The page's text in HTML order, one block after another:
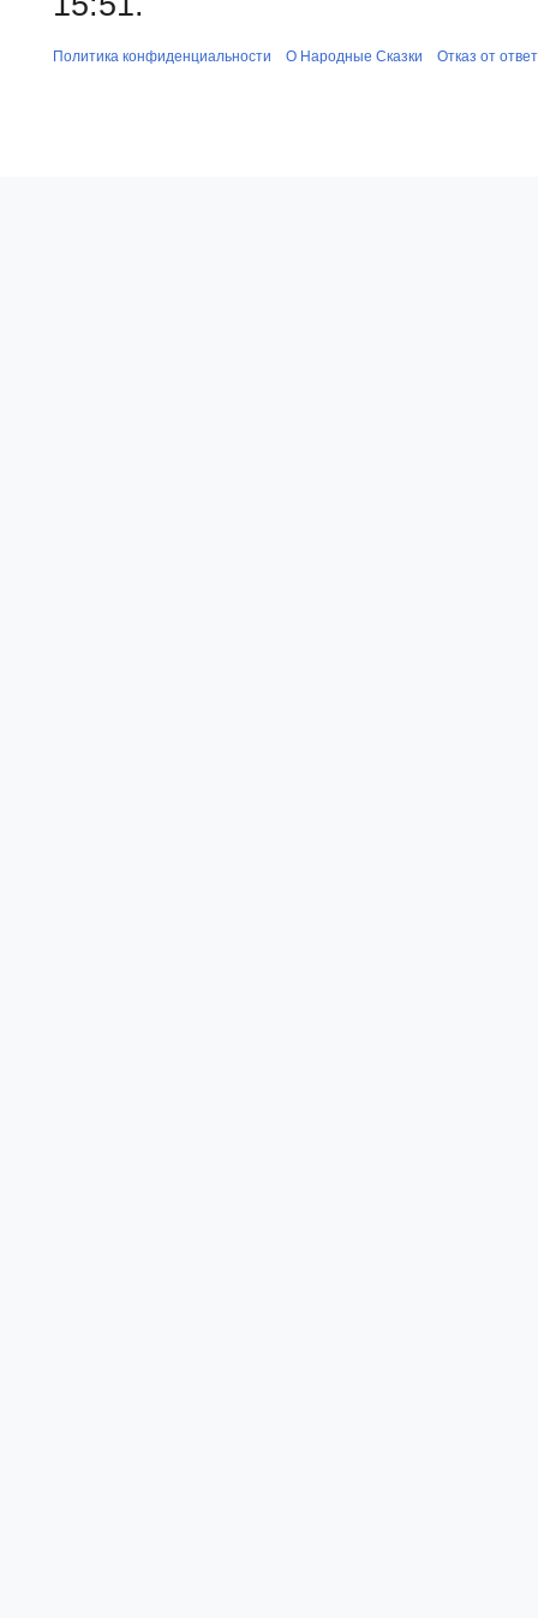
Политика конфиденциальности О Народные Сказки Отказ от